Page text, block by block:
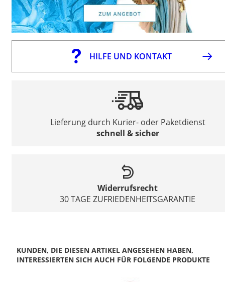
HILFE UND KONTAKT
Lieferung durch Kurier- oder Paketdienst
schnell & sicher
Widerrufsrecht
30 TAGE ZUFRIEDENHEITSGARANTIE
KUNDEN, DIE DIESEN ARTIKEL ANGESEHEN HABEN,
INTERESSIERTEN SICH AUCH FÜR FOLGENDE PRODUKTE